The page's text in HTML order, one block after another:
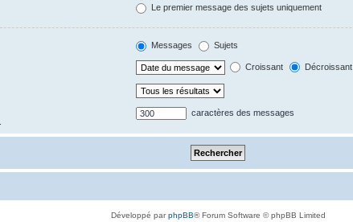
Le premier message des sujets uniquement
Messages Sujets
Croissant Décroissant
caractères des messages
Développé parphpBB® Forum Software © phpBB Limited